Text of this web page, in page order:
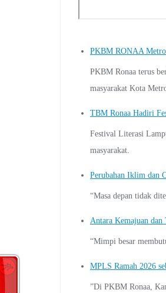
PKBM RONAA
PKBM Ronaa terus
masyarakat Kota
TBM Ronaa Hadiri
Festival Literasi
masyarakat.
Perubahan Iklim dan
“Masa depan tidak
Antara Kemajuan dan
“Mimpi besar
MPLS Ramah 2026
”Di PKBM Ronaa,